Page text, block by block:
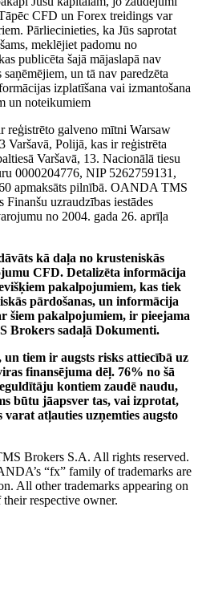
CFD un Forex treidings var
Pārliecinieties, ka Jūs saprotat
meklējiet padomu no
publicēta šajā mājaslapā nav
un tā nav paredzēta
izplatīšana vai izmantošana
un noteikumiem
galveno mītni Warsaw
Polijā, kas ir reģistrēta
Varšavā, 13. Nacionālā tiesu
0000204776, NIP 5262759131,
apmaksāts pilnībā. OANDA TMS
uzraudzības iestādes
no 2004. gada 26. aprīļa
kā daļa no krusteniskās
CFD. Detalizēta informācija
pakalpojumiem, kas tiek
pārdošanas, un informācija
šiem pakalpojumiem, ir pieejama
Brokers sadaļā Dokumenti.
tiem ir augsts risks attiecībā uz
finansējuma dēļ. 76% no šā
kontiem zaudē naudu,
būtu jāapsver tas, vai izprotat,
atļauties uzņemties augsto
Brokers S.A. All rights reserved.
“fx” family of trademarks are
All other trademarks appearing on
respective owner.